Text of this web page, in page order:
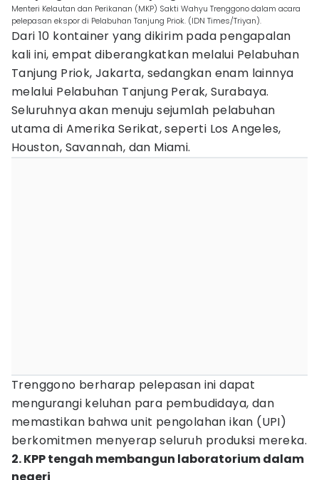
Menteri Kelautan dan Perikanan (MKP) Sakti Wahyu Trenggono dalam acara
pelepasan ekspor di Pelabuhan Tanjung Priok. (IDN Times/Triyan).
Dari 10 kontainer yang dikirim pada pengapalan
kali ini, empat diberangkatkan melalui Pelabuhan
Tanjung Priok, Jakarta, sedangkan enam lainnya
melalui Pelabuhan Tanjung Perak, Surabaya.
Seluruhnya akan menuju sejumlah pelabuhan
utama di Amerika Serikat, seperti Los Angeles,
Houston, Savannah, dan Miami.
Trenggono berharap pelepasan ini dapat
mengurangi keluhan para pembudidaya, dan
memastikan bahwa unit pengolahan ikan (UPI)
berkomitmen menyerap seluruh produksi mereka.
2. KPP tengah membangun laboratorium dalam